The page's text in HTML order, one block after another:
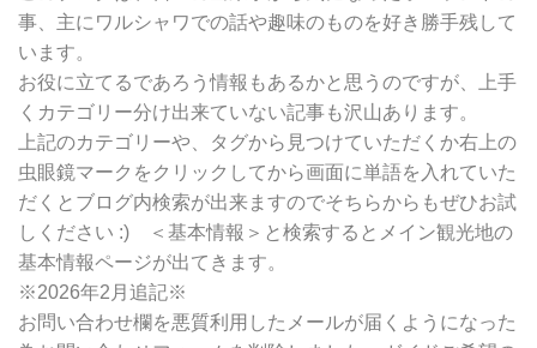
検
索
事、主にワルシャワでの話や趣味のものを好き勝手残して
います。
お役に立てるであろう情報もあるかと思うのですが、上手
くカテゴリー分け出来ていない記事も沢山あります。
上記のカテゴリーや、タグから見つけていただくか右上の
虫眼鏡マークをクリックしてから画面に単語を入れていた
だくとブログ内検索が出来ますのでそちらからもぜひお試
しください :) ＜基本情報＞と検索するとメイン観光地の
基本情報ページが出てきます。
※2026年2月追記※
お問い合わせ欄を悪質利用したメールが届くようになった